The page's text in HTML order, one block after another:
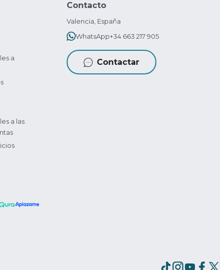
a
a las
Contacto
Valencia, España
WhatsApp+34 663 217 905
Contactar